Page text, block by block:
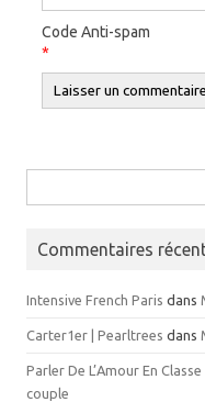
Code Anti-spam
*
Commentaires
Intensive French Paris dans
Carter1er | Pearltrees dans
Parler De L’Amour En
couple